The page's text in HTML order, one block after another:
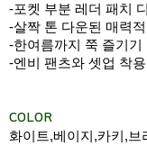
-포켓 부분 레더 패치
-살짝 톤 다운된 매력
-한여름까지 쭉 즐기기
-엔비 팬츠와 셋업 착
COLOR
화이트,베이지,카키,브